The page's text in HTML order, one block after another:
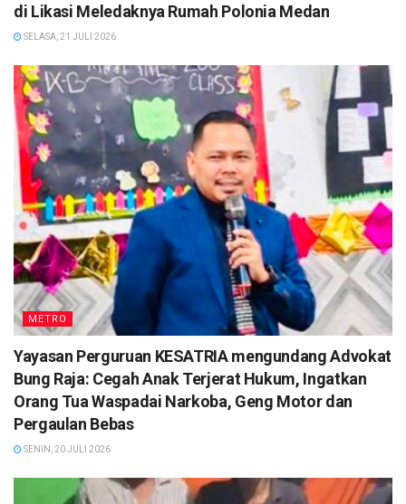
di Likasi Meledaknya Rumah Polonia Medan
SELASA, 21 JULI 2026
METRO
Yayasan Perguruan KESATRIA mengundang Advokat
Bung Raja: Cegah Anak Terjerat Hukum, Ingatkan
Orang Tua Waspadai Narkoba, Geng Motor dan
Pergaulan Bebas
SENIN, 20 JULI 2026